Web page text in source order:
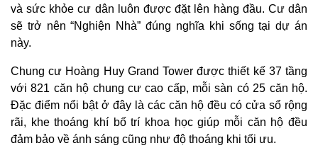
và sức khỏe cư dân luôn được đặt lên hàng đầu. Cư dân
sẽ trở nên “Nghiện Nhà” đúng nghĩa khi sống tại dự án
này.
Chung cư Hoàng Huy Grand Tower được thiết kế 37 tầng
với 821 căn hộ chung cư cao cấp, mỗi sàn có 25 căn hộ.
Đặc điểm nổi bật ở đây là các căn hộ đều có cửa sổ rộng
rãi, khe thoáng khí bố trí khoa học giúp mỗi căn hộ đều
đảm bảo về ánh sáng cũng như độ thoáng khi tối ưu.